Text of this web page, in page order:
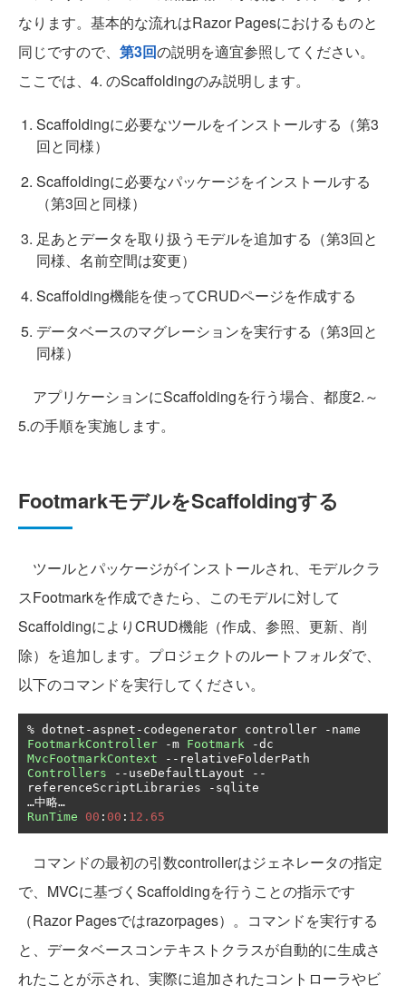
なります。基本的な流れはRazor Pagesにおけるものと
同じですので、 第3回の説明を適宜参照してください。
ここでは、4. のScaffoldingのみ説明します。
Scaffoldingに必要なツールをインストールする（第3
回と同様）
Scaffoldingに必要なパッケージをインストールする
（第3回と同様）
足あとデータを取り扱うモデルを追加する（第3回と
同様、名前空間は変更）
Scaffolding機能を使ってCRUDページを作成する
データベースのマグレーションを実行する（第3回と
同様）
アプリケーションにScaffoldingを行う場合、都度2.～
5.の手順を実施します。
FootmarkモデルをScaffoldingする
ツールとパッケージがインストールされ、モデルクラ
スFootmarkを作成できたら、このモデルに対して
ScaffoldingによりCRUD機能（作成、参照、更新、削
除）を追加します。プロジェクトのルートフォルダで、
以下のコマンドを実行してください。
% dotnet - aspnet - codegenerator controller -
FootmarkController
-m Footmark -
MvcFootmarkContext
--
Controllers
-- useDefaultLayout
--
referenceScriptLibraries
-
…中略…
RunTime
00 : 00 : 12.65
コマンドの最初の引数controllerはジェネレータの指定
で、MVCに基づくScaffoldingを行うことの指示です
（Razor Pagesではrazorpages）。コマンドを実行する
と、データベースコンテキストクラスが自動的に生成さ
れたことが示され、実際に追加されたコントローラやビ